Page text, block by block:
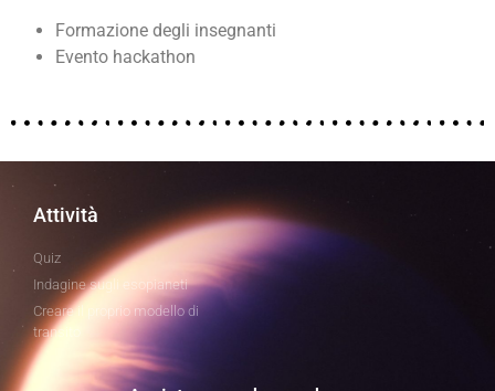
Formazione degli insegnanti
Evento hackathon
Attività
Quiz
Indagine sugli esopianeti
Creare il proprio modello di
transito